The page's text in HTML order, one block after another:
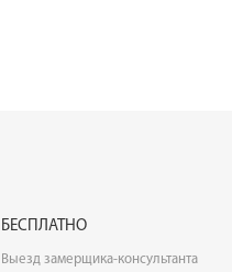
БЕСПЛАТНО
Выезд замерщика-консультанта